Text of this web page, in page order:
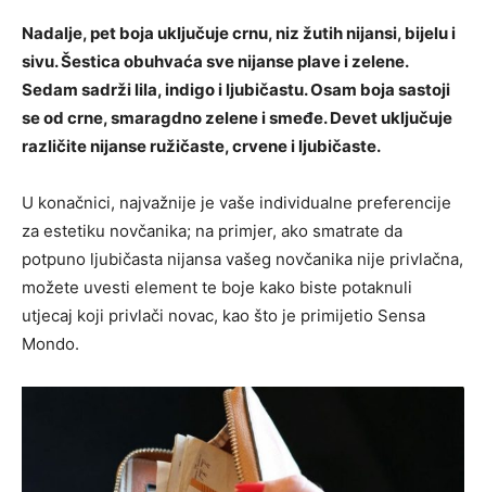
Nadalje, pet boja uključuje crnu, niz žutih nijansi, bijelu i
sivu. Šestica obuhvaća sve nijanse plave i zelene.
Sedam sadrži lila, indigo i ljubičastu. Osam boja sastoji
se od crne, smaragdno zelene i smeđe. Devet uključuje
različite nijanse ružičaste, crvene i ljubičaste.
U konačnici, najvažnije je vaše individualne preferencije
za estetiku novčanika; na primjer, ako smatrate da
potpuno ljubičasta nijansa vašeg novčanika nije privlačna,
možete uvesti element te boje kako biste potaknuli
utjecaj koji privlači novac, kao što je primijetio Sensa
Mondo.